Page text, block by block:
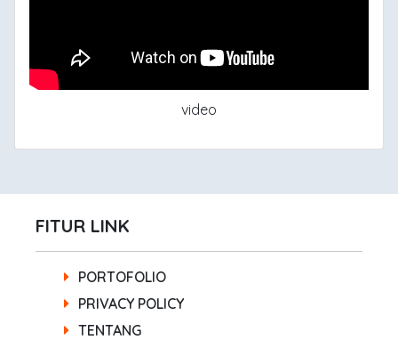
video
FITUR LINK
PORTOFOLIO
PRIVACY POLICY
TENTANG